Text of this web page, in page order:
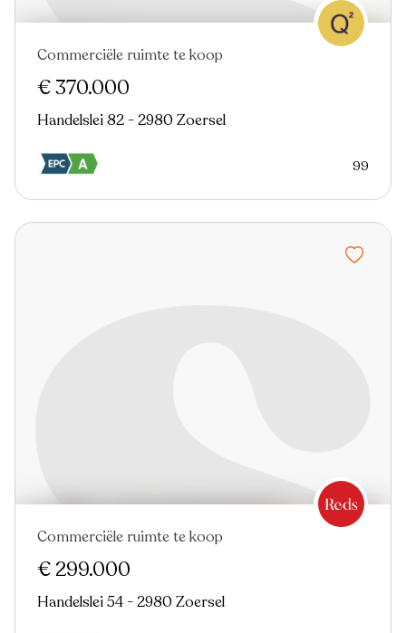
Commerciële ruimte te koop
€ 370.000
Handelslei 82 - 2980 Zoersel
99
Commerciële ruimte te koop
€ 299.000
Handelslei 54 - 2980 Zoersel